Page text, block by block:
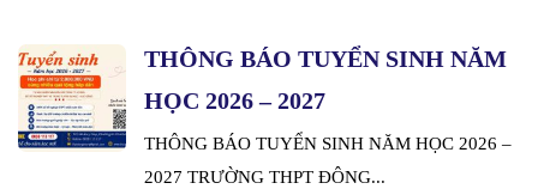
THÔNG BÁO TUYỂN SINH NĂM
HỌC 2026 – 2027
THÔNG BÁO TUYỂN SINH NĂM HỌC 2026 –
2027 TRƯỜNG THPT ĐÔNG...